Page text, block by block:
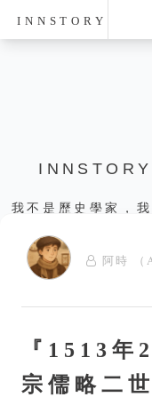
INNSTORY
INNSTORY
我不是歷史學家，
阿時 （
『1513年
宗儒略二